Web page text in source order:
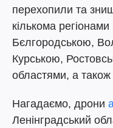
перехопили та
кількома
Бєлгородською,
Курською,
областями, а
Нагадаємо, дрони
Ленінградський